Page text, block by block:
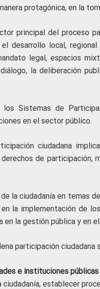
protagónica, en la
principal del proceso
el desarrollo local,
legal, espacios
la deliberación
Sistemas de
en el sector público.
ciudadana
de participación,
la ciudadanía en temas
la implementación de
en la gestión pública y en
participación
e instituciones públicas
ciudadanía, establecer